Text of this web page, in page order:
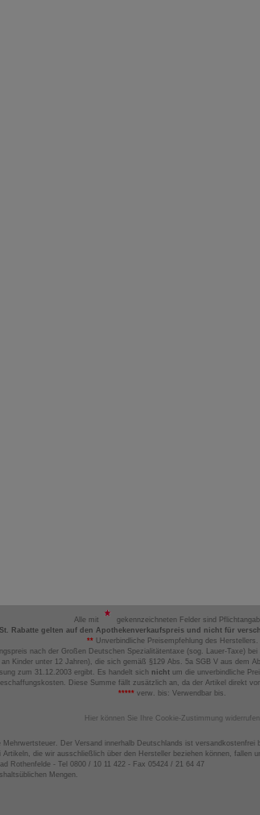
Alle mit
gekennzeichneten Felder sind
Rabatte gelten auf den Apothekenverkaufspreis und nicht für
**Unverbindliche Preisempfehlung des Herstellers.
nach der Großen Deutschen Spezialitätentaxe (sog. Lauer-Taxe)
Kinder unter 12 Jahren), die sich gemäß §129 Abs. 5a SGB V aus dem
zum 31.12.2003 ergibt. Es handelt sich nicht um die unverbindliche
Diese Summe fällt zusätzlich an, da der Artikel direkt
***** verw. bis: Verwendbar bis.
Hier können Sie Ihre Cookie-Zustimmung widerrufen
Der Versand innerhalb Deutschlands ist
Artikeln, die wir ausschließlich über den Hersteller beziehen können, fallen
Rothenfelde - Tel 0800 / 10 11 422 - Fax 05424 / 21 64 47
Mengen.